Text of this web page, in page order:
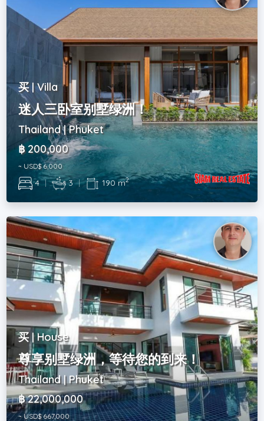
买 | Villa
迷人三卧室别墅绿洲！
Thailand | Phuket
฿ 200,000
~ USD$ 6,000
4 | 3 | 190 m2
买 | House
尊享别墅绿洲，等待您的到来！
Thailand | Phuket
฿ 22,000,000
~ USD$ 667,000